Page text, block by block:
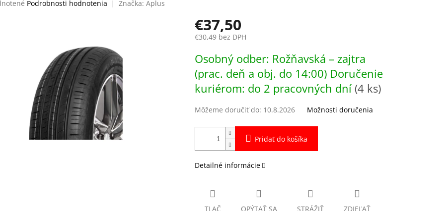
Podrobnosti hodnotenia Značka: Aplus
€37,50
€30,49 bez DPH
cena:
Osobný odber: Rožňavská – zajtra
(prac. deň a obj. do 14:00) Doručenie
kuriérom: do 2 pracovných dní (4 ks)
Môžeme doručiť do: 10.8.2026 Možnosti doručenia
Pridať do košíka
Detailné informácie
TLAČ OPÝTAŤ SA STRÁŽIŤ ZDIEĽAŤ